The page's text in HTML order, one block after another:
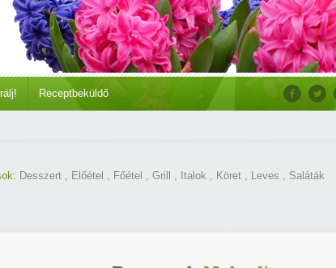
Receptbeküldő
Desszert , Előétel , Főétel , Grill , Italok , Köret , Leves , Saláták